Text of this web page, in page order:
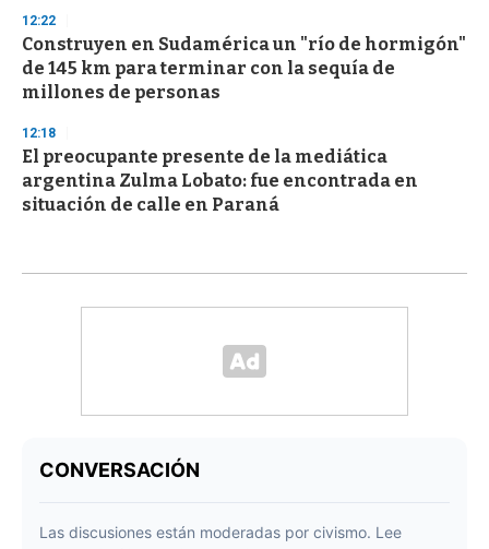
12:22
Construyen en Sudamérica un "río de hormigón"
de 145 km para terminar con la sequía de
millones de personas
12:18
El preocupante presente de la mediática
argentina Zulma Lobato: fue encontrada en
situación de calle en Paraná